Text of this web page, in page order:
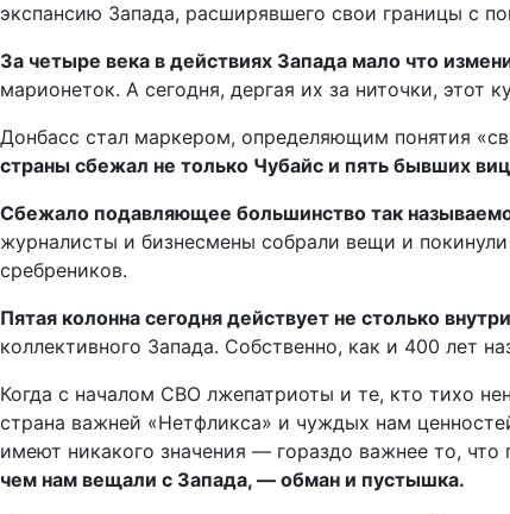
экспансию Запада, расширявшего свои границы с
За четыре века в действиях Запада мало что
марионеток. А сегодня, дергая их за ниточки, этот
Донбасс стал маркером, определяющим понятия
страны сбежал не только Чубайс и пять бывших
Сбежало подавляющее большинство так
журналисты и бизнесмены собрали вещи и
сребреников.
Пятая колонна сегодня действует не столько
коллективного Запада. Собственно, как и 400 лет
Когда с началом СВО лжепатриоты и те, кто тихо
страна важней «Нетфликса» и чуждых нам
имеют никакого значения — гораздо важнее то, что
чем нам вещали с Запада, — обман и пустышка.